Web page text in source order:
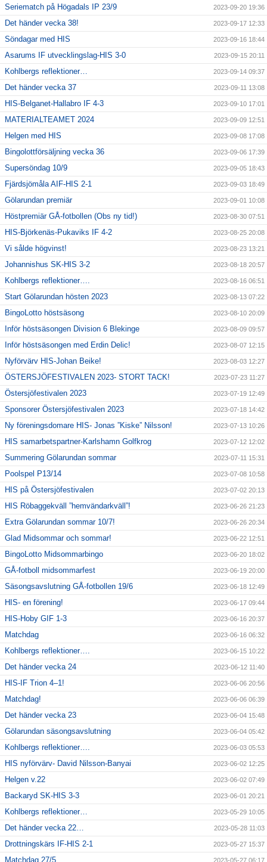
Seriematch på Högadals IP 23/9 2023-09-20 19:36
Det händer vecka 38! 2023-09-17 12:33
Söndagar med HIS 2023-09-16 18:44
Asarums IF utvecklingslag-HIS 3-0 2023-09-15 20:11
Kohlbergs reflektioner… 2023-09-14 09:37
Det händer vecka 37 2023-09-11 13:08
HIS-Belganet-Hallabro IF 4-3 2023-09-10 17:01
MATERIALTEAMET 2024 2023-09-09 12:51
Helgen med HIS 2023-09-08 17:08
Bingolottförsäljning vecka 36 2023-09-06 17:39
Supersöndag 10/9 2023-09-05 18:43
Fjärdsjömåla AIF-HIS 2-1 2023-09-03 18:49
Gölarundan premiär 2023-09-01 10:08
Höstpremiär GÅ-fotbollen (Obs ny tid!) 2023-08-30 07:51
HIS-Björkenäs-Pukaviks IF 4-2 2023-08-25 20:08
Vi sålde högvinst! 2023-08-23 13:21
Johannishus SK-HIS 3-2 2023-08-18 20:57
Kohlbergs reflektioner…. 2023-08-16 06:51
Start Gölarundan hösten 2023 2023-08-13 07:22
BingoLotto höstsäsong 2023-08-10 20:09
Inför höstsäsongen Division 6 Blekinge 2023-08-09 09:57
Inför höstsäsongen med Erdin Delic! 2023-08-07 12:15
Nyförvärv HIS-Johan Beike! 2023-08-03 12:27
ÖSTERSJÖFESTIVALEN 2023- STORT TACK! 2023-07-23 11:27
Östersjöfestivalen 2023 2023-07-19 12:49
Sponsorer Östersjöfestivalen 2023 2023-07-18 14:42
Ny föreningsdomare HIS- Jonas ”Kiske” Nilsson! 2023-07-13 10:26
HIS samarbetspartner-Karlshamn Golfkrog 2023-07-12 12:02
Summering Gölarundan sommar 2023-07-11 15:31
Poolspel P13/14 2023-07-08 10:58
HIS på Östersjöfestivalen 2023-07-02 20:13
HIS Röbaggekväll ”hemvändarkväll”! 2023-06-26 21:23
Extra Gölarundan sommar 10/7! 2023-06-26 20:34
Glad Midsommar och sommar! 2023-06-22 12:51
BingoLotto Midsommarbingo 2023-06-20 18:02
GÅ-fotboll midsommarfest 2023-06-19 20:00
Säsongsavslutning GÅ-fotbollen 19/6 2023-06-18 12:49
HIS- en förening! 2023-06-17 09:44
HIS-Hoby GIF 1-3 2023-06-16 20:37
Matchdag 2023-06-16 06:32
Kohlbergs reflektioner…. 2023-06-15 10:22
Det händer vecka 24 2023-06-12 11:40
HIS-IF Trion 4–1! 2023-06-06 20:56
Matchdag! 2023-06-06 06:39
Det händer vecka 23 2023-06-04 15:48
Gölarundan säsongsavslutning 2023-06-04 05:42
Kohlbergs reflektioner…. 2023-06-03 05:53
HIS nyförvärv- David Nilsson-Banyai 2023-06-02 12:25
Helgen v.22 2023-06-02 07:49
Backaryd SK-HIS 3-3 2023-06-01 20:21
Kohlbergs reflektioner… 2023-05-29 10:05
Det händer vecka 22… 2023-05-28 11:03
Drottningskärs IF-HIS 2-1 2023-05-27 15:37
Matchdag 27/5 2023-05-27 06:17